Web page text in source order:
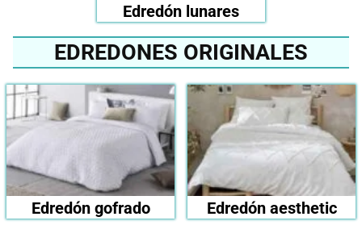
Edredón lunares
EDREDONES ORIGINALES
Edredón gofrado Edredón aesthetic